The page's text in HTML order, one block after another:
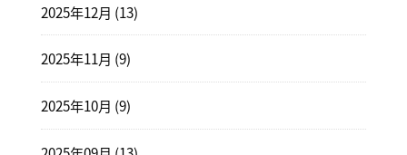
2025年12月 (13)
2025年11月 (9)
2025年10月 (9)